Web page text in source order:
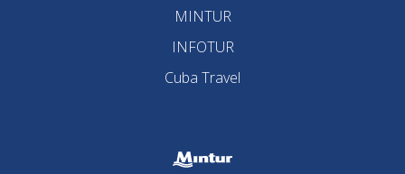
MINTUR
INFOTUR
Cuba Travel